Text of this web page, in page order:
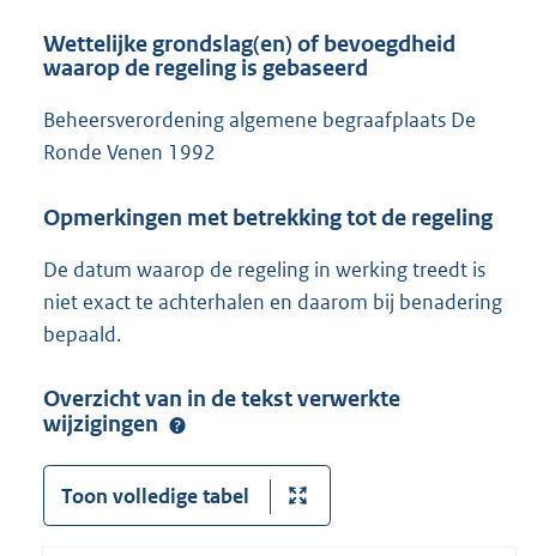
Wettelijke grondslag(en) of bevoegdheid
waarop de regeling is gebaseerd
Beheersverordening algemene begraafplaats De
Ronde Venen 1992
Opmerkingen met betrekking tot de regeling
De datum waarop de regeling in werking treedt is
niet exact te achterhalen en daarom bij benadering
bepaald.
Overzicht van in de tekst verwerkte
wijzigingen
Toon volledige tabel